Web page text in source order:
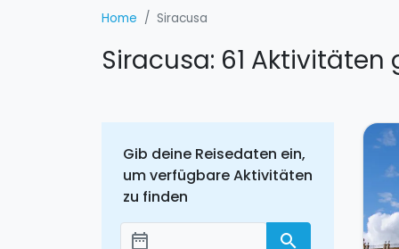
Home Siracusa
Siracusa: 61 Aktivitäten
Gib deine Reisedaten ein,
um verfügbare Aktivitäten
zu finden
date_range search